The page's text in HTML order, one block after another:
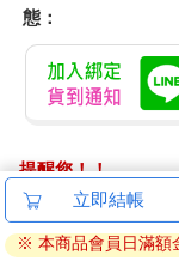
態：
提醒您！！
金石堂及銀行均不
ATM提款機，請不
立即結帳
※ 本商品會員日滿額